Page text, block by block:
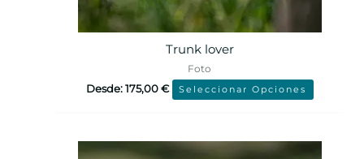
Trunk lover
Foto
Desde:175,00€ Seleccionar Opciones